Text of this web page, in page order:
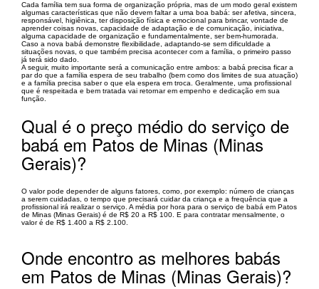
Cada família tem sua forma de organização própria, mas de um modo geral existem
algumas características que não devem faltar a uma boa babá: ser afetiva, sincera,
responsável, higiênica, ter disposição física e emocional para brincar, vontade de
aprender coisas novas, capacidade de adaptação e de comunicação, iniciativa,
alguma capacidade de organização e fundamentalmente, ser bem-humorada.
Caso a nova babá demonstre flexibilidade, adaptando-se sem dificuldade a
situações novas, o que também precisa acontecer com a família, o primeiro passo
já terá sido dado.
A seguir, muito importante será a comunicação entre ambos: a babá precisa ficar a
par do que a família espera de seu trabalho (bem como dos limites de sua atuação)
e a família precisa saber o que ela espera em troca. Geralmente, uma profissional
que é respeitada e bem tratada vai retornar em empenho e dedicação em sua
função.
Qual é o preço médio do serviço de
babá em Patos de Minas (Minas
Gerais)?
O valor pode depender de alguns fatores, como, por exemplo: número de crianças
a serem cuidadas, o tempo que precisará cuidar da criança e a frequência que a
profissional irá realizar o serviço. A média por hora para o serviço de babá em Patos
de Minas (Minas Gerais) é de R$ 20 a R$ 100. E para contratar mensalmente, o
valor é de R$ 1.400 a R$ 2.100.
Onde encontro as melhores babás
em Patos de Minas (Minas Gerais)?